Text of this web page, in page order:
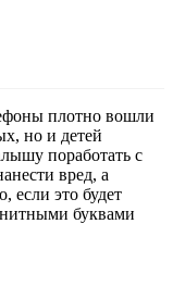
плотно вошли
но и детей
поработать с
вред, а
если это будет
буквами